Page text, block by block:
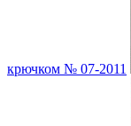
крючком № 07-2011